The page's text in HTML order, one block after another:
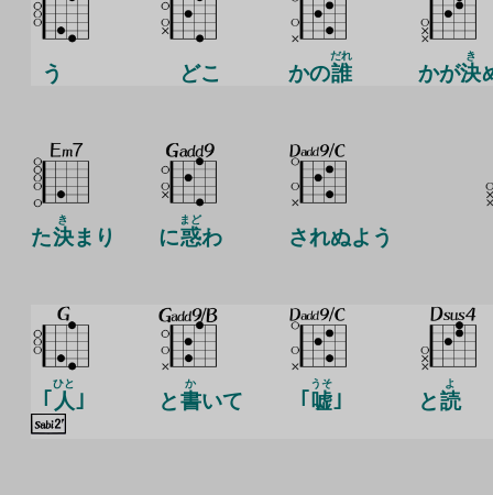
う どこ かの誰
だれ
かが決
き
た決
き
まり に惑
まど
わ されぬよう
｢ 人
ひと
｣ と書
か
いて ｢ 嘘
うそ
｣ と読
よ